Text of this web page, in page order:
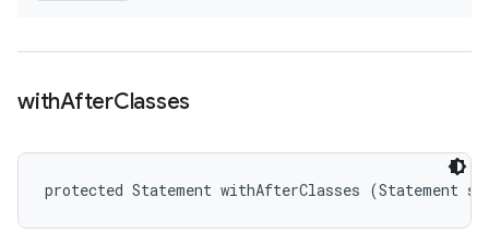
withAfterClasses
protected Statement withAfterClasses (Statement